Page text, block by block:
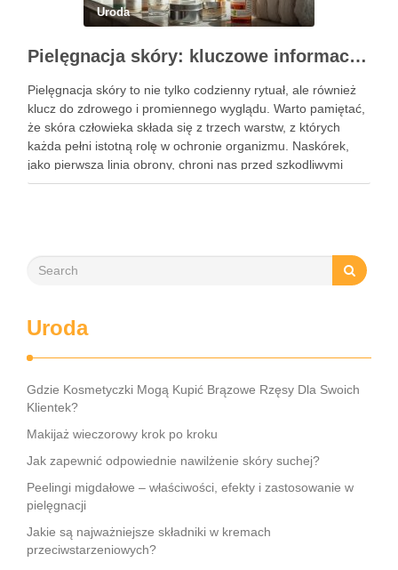
Uroda
Pielęgnacja skóry: kluczowe informacje i skuteczne metody
Pielęgnacja skóry to nie tylko codzienny rytuał, ale również
klucz do zdrowego i promiennego wyglądu. Warto pamiętać,
że skóra człowieka składa się z trzech warstw, z których
każda pełni istotną rolę w ochronie organizmu. Naskórek,
jako pierwsza linia obrony, chroni nas przed szkodliwymi
czynnikami zewnętrznymi, a nawilżająca skóra właściwa,
Uroda
Gdzie Kosmetyczki Mogą Kupić Brązowe Rzęsy Dla Swoich
Klientek?
Makijaż wieczorowy krok po kroku
Jak zapewnić odpowiednie nawilżenie skóry suchej?
Peelingi migdałowe – właściwości, efekty i zastosowanie w
pielęgnacji
Jakie są najważniejsze składniki w kremach
przeciwstarzeniowych?